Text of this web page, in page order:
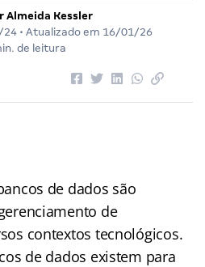
Almeida Kessler
24 • Atualizado em 16/01/26
de leitura
de dados são
de
contextos tecnológicos.
de dados existem para